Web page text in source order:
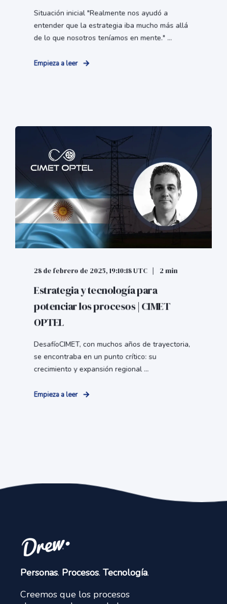
Situación inicial "Realmente nos ayudó a
entender que la estrategia iba mucho más allá
de lo que nosotros teníamos en mente." ...
Empieza a leer
28 de febrero de 2025, 19:10:18 UTC 2 min
Estrategia y tecnología para
potenciar los procesos | CIMET
OPTEL
DesafíoCIMET, con muchos años de trayectoria,
se encontraba en un punto crítico: su
crecimiento y expansión regional ...
Empieza a leer
Personas. Procesos. Tecnología.
Creemos que los procesos